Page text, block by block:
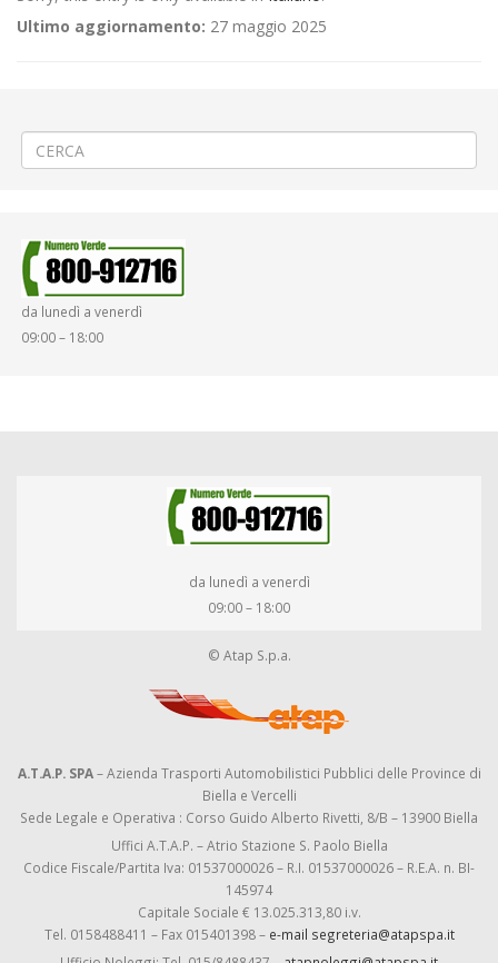
Ultimo aggiornamento: 27 maggio 2025
da lunedì a venerdì
09:00 – 18:00
da lunedì a venerdì
09:00 – 18:00
© Atap S.p.a.
A.T.A.P. SPA– Azienda Trasporti Automobilistici Pubblici delle Province di
Biella e Vercelli
Sede Legale e Operativa : Corso Guido Alberto Rivetti, 8/B – 13900 Biella
Uffici A.T.A.P. – Atrio Stazione S. Paolo Biella
Codice Fiscale/Partita Iva: 01537000026 – R.I. 01537000026 – R.E.A. n. BI-
145974
Capitale Sociale € 13.025.313,80 i.v.
Tel. 0158488411 – Fax 015401398 – e-mail segreteria@atapspa.it